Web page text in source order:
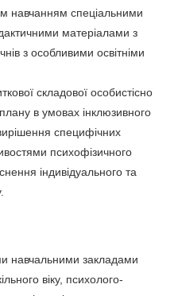
навчанням спеціальними
матеріалами з
з особливими освітніми
складової особистісно
в умовах інклюзивного
специфічних
психофізичного
індивідуального та
навчальними закладами
віку, психолого-